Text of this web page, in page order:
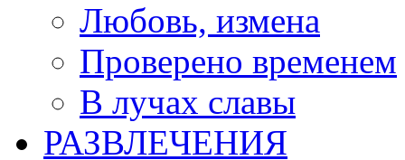
Любовь, измена
Проверено временем
В лучах славы
РАЗВЛЕЧЕНИЯ